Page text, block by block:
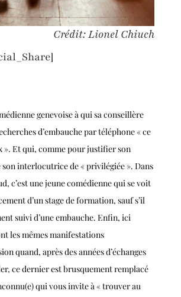
Crédit: Lionel Chiuch
genevoise à qui sa conseillère
d’embauche par téléphone « ce
». Et qui, commepour justifier son
son interlocutricede« privilégiée ». Dans
c’est unejeune comédiennequi se voit
d’un stagede formation, sauf s’il
suivi d’une embauche. Enfin, ici
les mêmesmanifestations
quand, après des années d’échanges
ce dernier est brusquement remplacé
qui vous invite à « trouver au